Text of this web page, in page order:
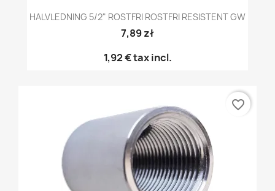
HALVLEDNING 5/2" ROSTFRI ROSTFRI RESISTENT GW
7,89 zł
1,92 €tax incl.
favorite_border